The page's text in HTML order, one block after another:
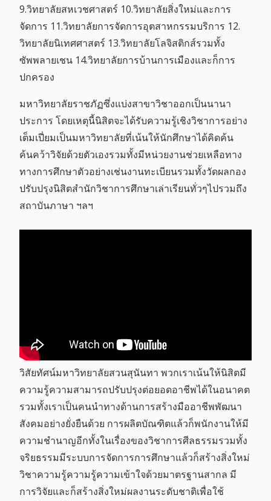
9.วิทยาลัยสหเวชศาสตร์ 10.วิทยาลัยสิ่งใหม่และการ
จัดการ 11.วิทยาลัยการจัดการอุตสาหกรรมบริการ 12.
วิทยาลัยนิเทศศาสตร์ 13.วิทยาลัยโลจิสติกส์รวมทั้ง
ซัพพลายเชน 14.วิทยาลัยการบ้านการเมืองและก็การ
ปกครอง
มหาวิทยาลัยราชภัฏซึ่งแบ่งสาขาวิชาออกเป็นนานา
ประการ โดยเหตุนี้นิสิตจะได้รับความรู้เชิงวิชาการอย่าง
เต็มเปี่ยมเป็นมหาวิทยาลัยที่เน้นให้นักศึกษาได้คิดค้น
ค้นคว้าวิจัยด้วยตัวเองรวมทั้งมีหน่วยงานช่วยเหลือทาง
ทางการศึกษาตัวอย่างเช่นงานทะเบียนรวมทั้งวัดผลกอง
ปรับปรุงนิสิตสำนักวิชาการศึกษาเล่าเรียนทั่วๆไปรวมถึง
สถาบันภาษา ฯลฯ
วิสัยทัศน์มหาวิทยาลัยสวนสุนันทา พวกเราเน้นให้นิสิตมี
ความรู้ความสามารถปรับปรุงต่อยอดอาชีพได้ในอนาคต
รวมทั้งเราเป็นคนนำทางด้านการสร้างมืออาชีพพัฒนา
สังคมอย่างยั่งยืนด้วย การผลิตบัณฑิตแล้วก็พนักงานให้มี
ความชำนาญอีกทั้งในเรื่องของวิชาการศีลธรรมรวมทั้ง
จริยธรรมมีระบบการจัดการการศึกษาแล้วก็สร้างสิ่งใหม่
วิชาความรู้ความรู้ความเข้าใจด้วยมาตรฐานสากล มี
การวิจัยและก็สร้างสิ่งใหม่ผลงานระดับชาติเพื่อใช้